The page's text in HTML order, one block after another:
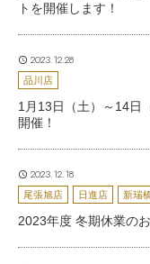
トを開催します！
2023.12.28
品川店
1月13日（土）～14日
開催！
2023.12.18
尾張旭店 日進店 新瑞
2023年度 冬期休業の